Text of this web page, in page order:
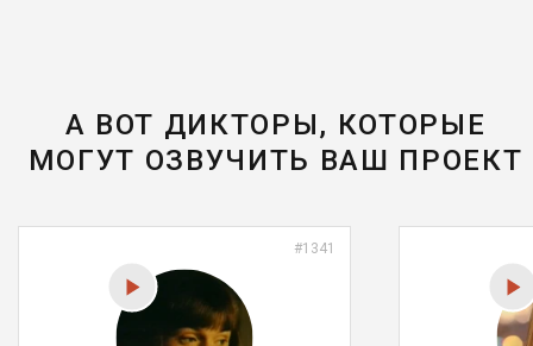
А ВОТ ДИКТОРЫ, КОТОРЫЕ
МОГУТ ОЗВУЧИТЬ ВАШ ПРОЕКТ
#1341